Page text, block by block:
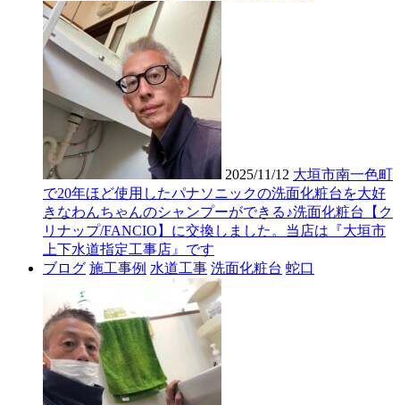
2025/11/12 大垣市南一色町
で20年ほど使用したパナソニックの洗面化粧台を大好
きなわんちゃんのシャンプーができる♪洗面化粧台【ク
リナップ/FANCIO】に交換しました。当店は『大垣市
上下水道指定工事店』です
ブログ 施工事例 水道工事 洗面化粧台 蛇口